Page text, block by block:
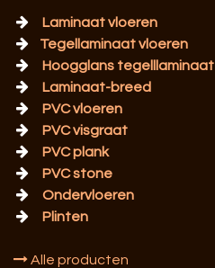
Laminaat vloeren
Tegellaminaat vloeren
Hoogglans tegelllaminaat
Laminaat-breed
PVC vloeren
PVC visgraat
PVC plank
PVC stone
Ondervloeren
Plinten
Alle producten